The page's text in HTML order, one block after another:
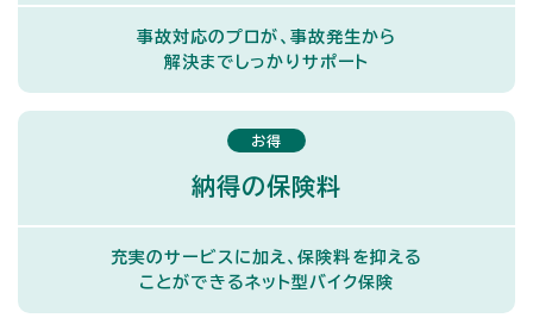
事故対応のプロが、事故発生から
解決までしっかりサポート
お得
納得の保険料
充実のサービスに加え、保険料を抑える
ことができるネット型バイク保険